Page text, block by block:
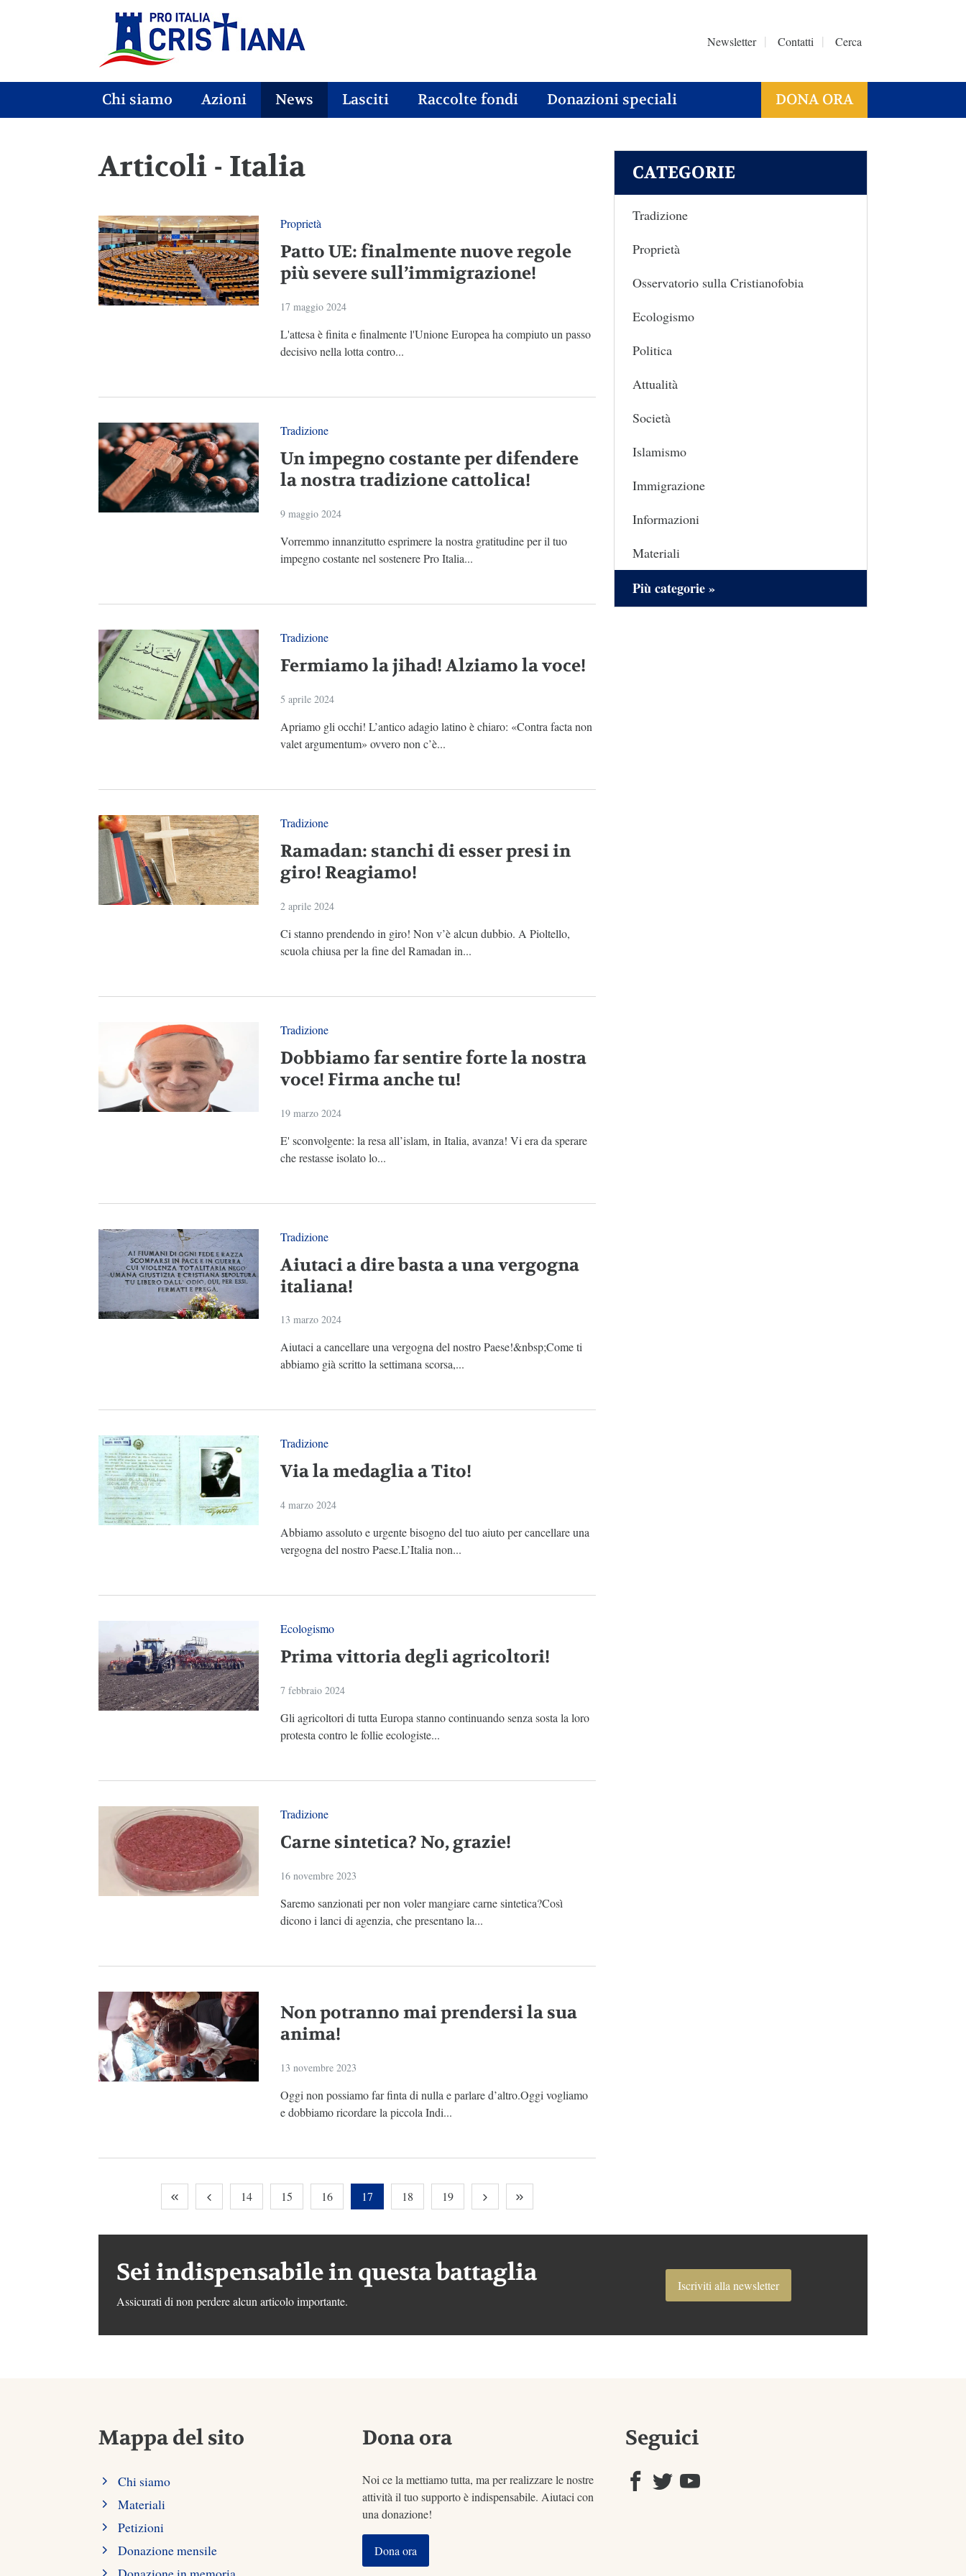
Newsletter Contatti Cerca
Chi siamo Azioni News Lasciti Raccolte fondi Donazioni speciali DONA ORA
Articoli - Italia
Proprietà
Patto UE: finalmente nuove regole
più severe sull’immigrazione!
17 maggio 2024
L'attesa è finita e finalmente l'Unione Europea ha compiuto un passo
decisivo nella lotta contro...
Tradizione
Un impegno costante per difendere
la nostra tradizione cattolica!
9 maggio 2024
Vorremmo innanzitutto esprimere la nostra gratitudine per il tuo
impegno costante nel sostenere Pro Italia...
Tradizione
Fermiamo la jihad! Alziamo la voce!
5 aprile 2024
Apriamo gli occhi! L’antico adagio latino è chiaro: «Contra facta non
valet argumentum» ovvero non c’è...
Tradizione
Ramadan: stanchi di esser presi in
giro! Reagiamo!
2 aprile 2024
Ci stanno prendendo in giro! Non v’è alcun dubbio. A Pioltello,
scuola chiusa per la fine del Ramadan in...
Tradizione
Dobbiamo far sentire forte la nostra
voce! Firma anche tu!
19 marzo 2024
E' sconvolgente: la resa all’islam, in Italia, avanza! Vi era da sperare
che restasse isolato lo...
Tradizione
Aiutaci a dire basta a una vergogna
italiana!
13 marzo 2024
Aiutaci a cancellare una vergogna del nostro Paese!&nbsp;Come ti
abbiamo già scritto la settimana scorsa,...
Tradizione
Via la medaglia a Tito!
4 marzo 2024
Abbiamo assoluto e urgente bisogno del tuo aiuto per cancellare una
vergogna del nostro Paese.L’Italia non...
Ecologismo
Prima vittoria degli agricoltori!
7 febbraio 2024
Gli agricoltori di tutta Europa stanno continuando senza sosta la loro
protesta contro le follie ecologiste...
Tradizione
Carne sintetica? No, grazie!
16 novembre 2023
Saremo sanzionati per non voler mangiare carne sintetica?Così
dicono i lanci di agenzia, che presentano la...
Non potranno mai prendersi la sua
anima!
13 novembre 2023
Oggi non possiamo far finta di nulla e parlare d’altro.Oggi vogliamo
e dobbiamo ricordare la piccola Indi...
14 15 16 17 18 19
CATEGORIE
Tradizione
Proprietà
Osservatorio sulla Cristianofobia
Ecologismo
Politica
Attualità
Società
Islamismo
Immigrazione
Informazioni
Materiali
Più categorie »
Sei indispensabile in questa battaglia
Assicurati di non perdere alcun articolo importante.
Iscriviti alla newsletter
Mappa del sito
Chi siamo
Materiali
Petizioni
Donazione mensile
Dona ora
Noi ce la mettiamo tutta, ma per realizzare le nostre
attività il tuo supporto è indispensabile. Aiutaci con
una donazione!
Dona ora
Seguici